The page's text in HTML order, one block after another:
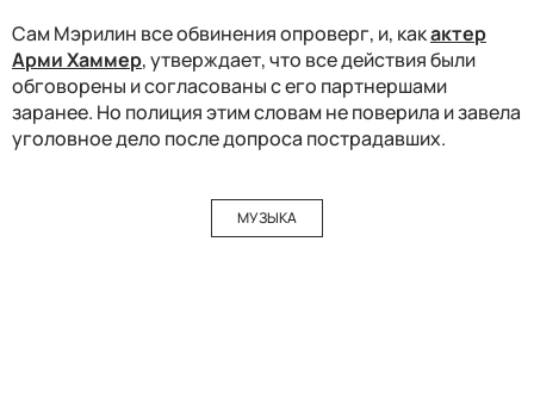
Сам Мэрилин все обвинения опроверг, и, какактер
Арми Хаммер, утверждает, что все действия были
обговорены и согласованы с его партнершами
заранее. Но полиция этим словам не поверила и завела
уголовное дело после допроса пострадавших.
МУЗЫКА